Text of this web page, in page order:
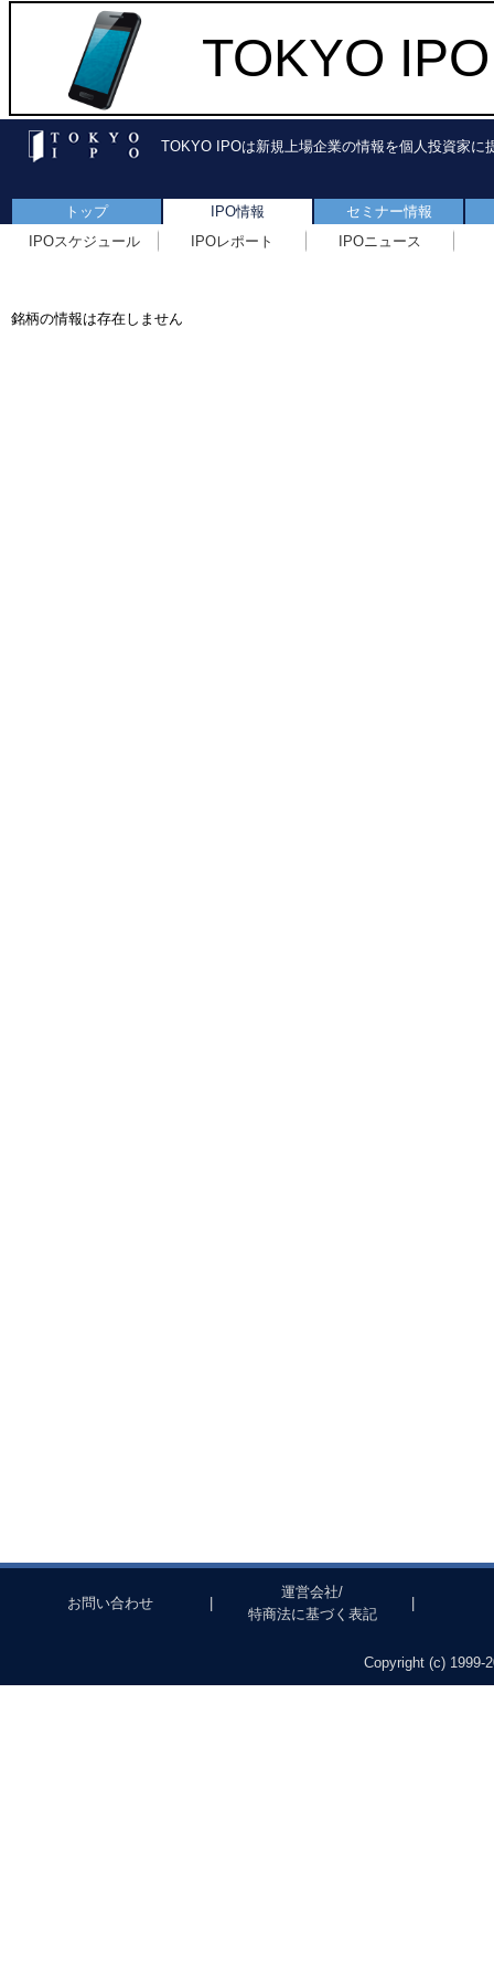
TOKYO
TOKYO IPOは新規上場企業の情報を個人投資家に
トップ IPO情報
セミナー情報
IPOスケジュール
IPOレポート IPOニュース
銘柄の情報は存在しません
お問い合わせ
運営会社/
特商法に基づく表記
Copyright (c) 1999-